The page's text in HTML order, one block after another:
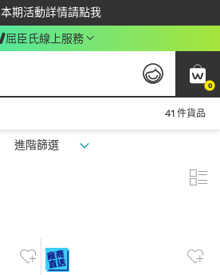
本期活動詳情請點我
下載app最高回饋$350
屈臣氏線上服務
0
41 件貨品
進階篩選